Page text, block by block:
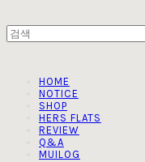
HOME
NOTICE
SHOP
HERS FLATS
REVIEW
Q&A
MUILOG